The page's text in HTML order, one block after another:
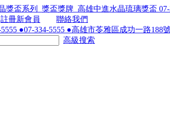
註冊新會員
聯絡我們
5555 ●07-334-5555 ●高雄市苓雅區成功一路188
高級搜索